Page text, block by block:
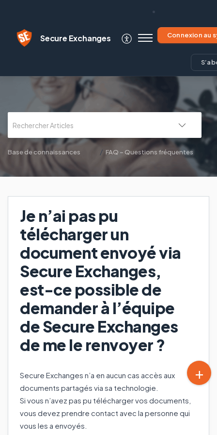
Secure Exchanges
Base de connaissances FAQ – Questions fréquentes
Je n’ai pas pu
télécharger un
document envoyé via
Secure Exchanges,
est-ce possible de
demander à l’équipe
de Secure Exchanges
de me le renvoyer ?
Secure Exchanges n’a en aucun cas accès aux
documents partagés via sa technologie.
Si vous n’avez pas pu télécharger vos documents,
vous devez prendre contact avec la personne qui
vous les a envoyés.